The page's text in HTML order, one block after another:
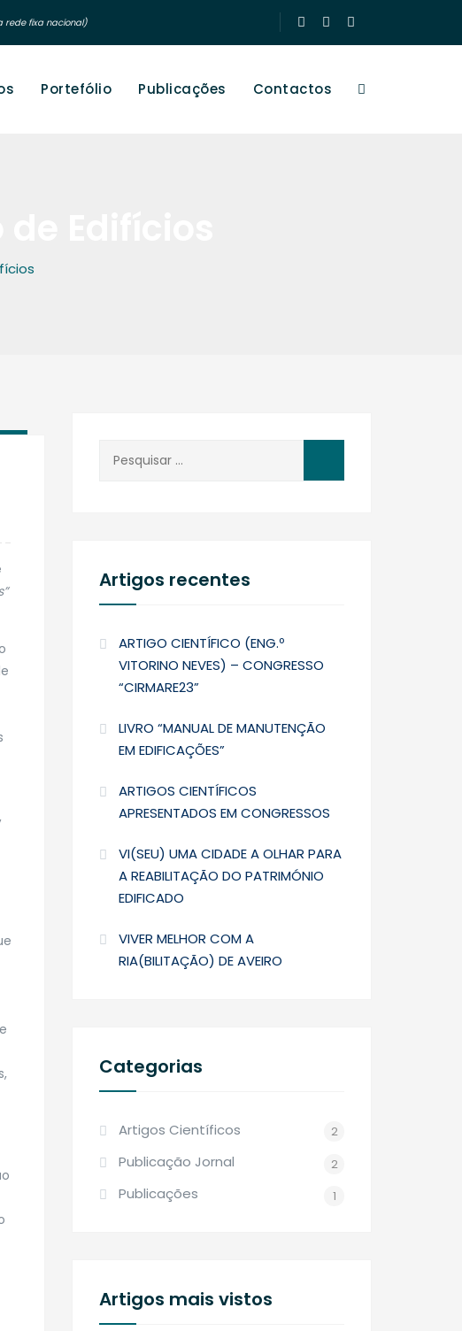
fixa nacional)
Portefólio Publicações Contactos
Artigos recentes
ARTIGO CIENTÍFICO (ENG.º
VITORINO NEVES) – CONGRESSO
“CIRMARE23”
LIVRO “MANUAL DE MANUTENÇÃO
EM EDIFICAÇÕES”
ARTIGOS CIENTÍFICOS
APRESENTADOS EM CONGRESSOS
VI(SEU) UMA CIDADE A OLHAR PARA
A REABILITAÇÃO DO PATRIMÓNIO
EDIFICADO
VIVER MELHOR COM A
RIA(BILITAÇÃO) DE AVEIRO
Categorias
Artigos Científicos 2
Publicação Jornal 2
Publicações 1
Artigos mais vistos